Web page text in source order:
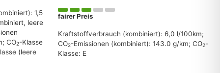
1,5
leere
; CO2-Klasse
(leere
fairer Preis
Kraftstoffverbrauch (kombiniert): 6,0 l/100km;
CO2-Emissionen (kombiniert): 143.0 g/km; CO2-
Klasse: E